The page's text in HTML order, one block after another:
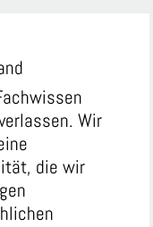
Wir
die wir